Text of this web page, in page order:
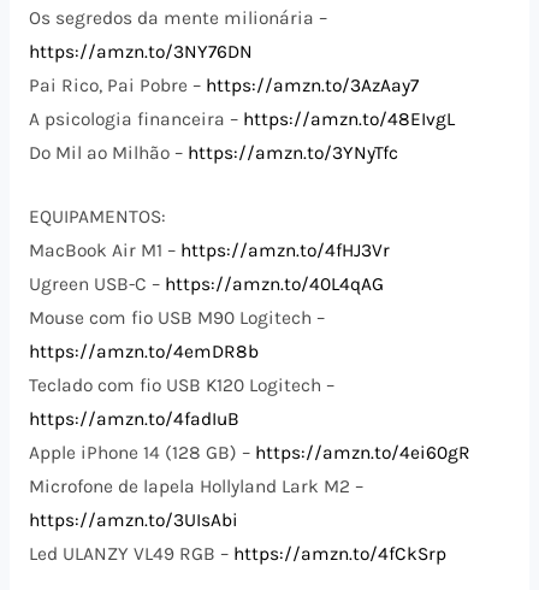
Os segredos da mente milionária –
https://amzn.to/3NY76DN
Pai Rico, Pai Pobre – https://amzn.to/3AzAay7
A psicologia financeira – https://amzn.to/48EIvgL
Do Mil ao Milhão – https://amzn.to/3YNyTfc
EQUIPAMENTOS:
MacBook Air M1 – https://amzn.to/4fHJ3Vr
Ugreen USB-C – https://amzn.to/40L4qAG
Mouse com fio USB M90 Logitech –
https://amzn.to/4emDR8b
Teclado com fio USB K120 Logitech –
https://amzn.to/4fadIuB
Apple iPhone 14 (128 GB) – https://amzn.to/4ei60gR
Microfone de lapela Hollyland Lark M2 –
https://amzn.to/3UIsAbi
Led ULANZY VL49 RGB – https://amzn.to/4fCkSrp